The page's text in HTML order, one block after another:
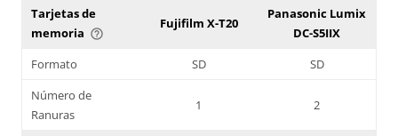
Tarjetas de
memoria help_outline
Fujifilm X-T20
Panasonic Lumix
DC-S5IIX
Formato
SD
SD
Número de
Ranuras
1 2